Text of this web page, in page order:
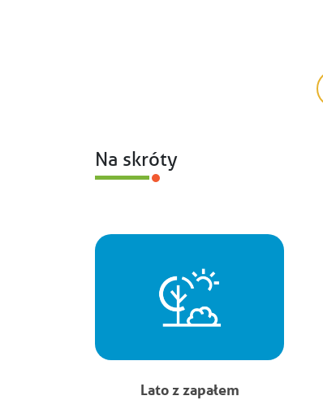
Na skróty
Lato z zapałem